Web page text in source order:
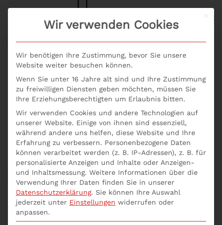
Skip to main content
Welche Techniken gibt
es für den digitalen
Wandel?
Geschrieben vonp537752am 29. April 2021. Veröffentlicht
Inhouse Seminare,Seminar, Seminare,Seminare Aktuell
Welche Techniken gibt es für den digitalen Wandel?
Wie sehen die Rahmenbedingungen für den
Innovationsprozess aus? Ohne ein effizientes
Mit
Wir verwenden Cookies
Wir benötigen Ihre Zustimmung, bevor Sie unsere
Website weiter besuchen können.
Wenn Sie unter 16 Jahre alt sind und Ihre Zustimmung
zu freiwilligen Diensten geben möchten, müssen Sie
Ihre Erziehungsberechtigten um Erlaubnis bitten.
Wir verwenden Cookies und andere Technologien auf
unserer Website. Einige von ihnen sind essenziell,
während andere uns helfen, diese Website und Ihre
Erfahrung zu verbessern. Personenbezogene Daten
können verarbeitet werden (z. B. IP-Adressen), z. B. für
personalisierte Anzeigen und Inhalte oder Anzeigen-
und Inhaltsmessung. Weitere Informationen über die
Verwendung Ihrer Daten finden Sie in unserer
Datenschutzerklärung. Sie können Ihre Auswahl
jederzeit unter Einstellungen widerrufen oder
anpassen.